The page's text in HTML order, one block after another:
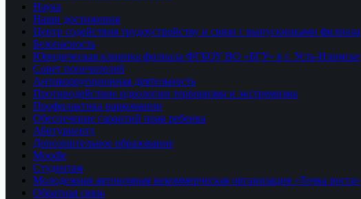
Наука
Наши достижения
Центр содействия трудоустройству и связи с выпускниками филиала
Безопасность
Юридическая клиника филиала ФГБОУ ВО «БГУ» в г. Усть-Илимске
Совет попечителей
Антикоррупционная деятельность
Противодействие идеологии терроризма и экстремизма
Профилактика наркомании
Обеспечение гарантий прав ребенка
Абитуриенту
Дополнительное образование
Moodle
Студентам
Молодежная автономная некоммерческая организация «Точка роста»
Обратная связь